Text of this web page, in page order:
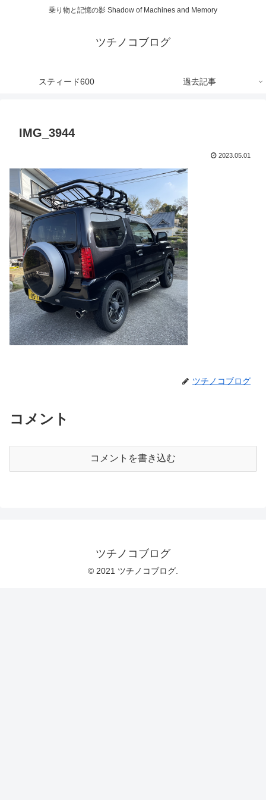
乗り物と記憶の影 Shadow of Machines and Memory
ツチノコブログ
スティード600 過去記事
IMG_3944
2023.05.01
ツチノコブログ
コメント
コメントを書き込む
ツチノコブログ
© 2021 ツチノコブログ.